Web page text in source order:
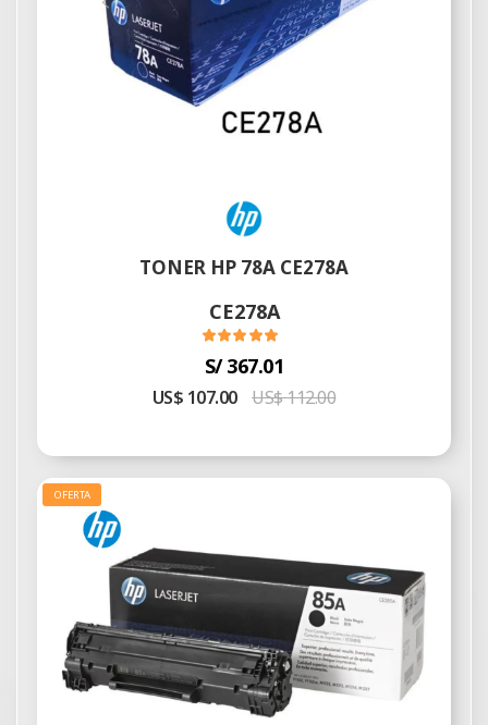
TONER HP 78A CE278A
CE278A
S/ 367.01
US$ 107.00 US$ 112.00
OFERTA